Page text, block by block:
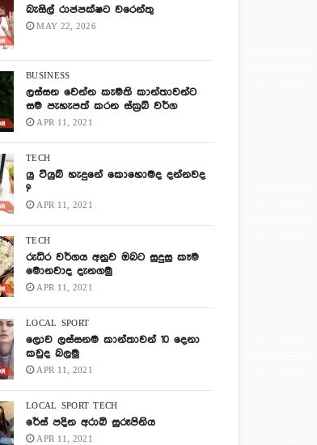
බැසිල් රාජපක්ෂට වරෙන්තු
MAY 22, 2026
BUSINESS
ලස්සන වෙන්න කැමති කාන්තාවන්ට
සම පැහැපත් කරන ස්ක්‍රබ් වර්ග
APR 11, 2021
TECH
යු ටියුබ් හැදුනේ කොහොමද දන්නවද
?
APR 11, 2021
TECH
රුධිර වර්ගය අනුව ඔබට සුදුසු කෑම
මොනවාද දැනගමු
APR 11, 2021
LOCAL SPORT
ලොව ලස්සනම කාන්තාවන් 10 දෙනා
කවුද බලමු
APR 11, 2021
LOCAL SPORT TECH
රේස් පදින අරාබි සුරූපිනිය
APR 11, 2021